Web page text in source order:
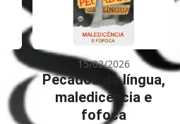
15/02/2026
Pecados da língua,
maledicência e
fofoca